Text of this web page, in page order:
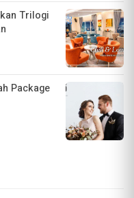
Trilogi
Package